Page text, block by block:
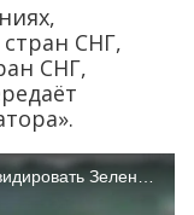
СНГ,
СНГ,